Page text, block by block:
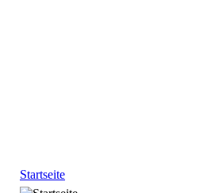
Startseite